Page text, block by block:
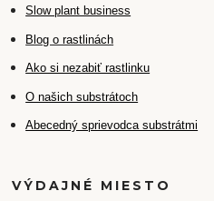
Slow plant business
Blog o rastlinách
Ako si nezabiť rastlinku
O našich substrátoch
Abecedný sprievodca substrátmi
VÝDAJNÉ MIESTO